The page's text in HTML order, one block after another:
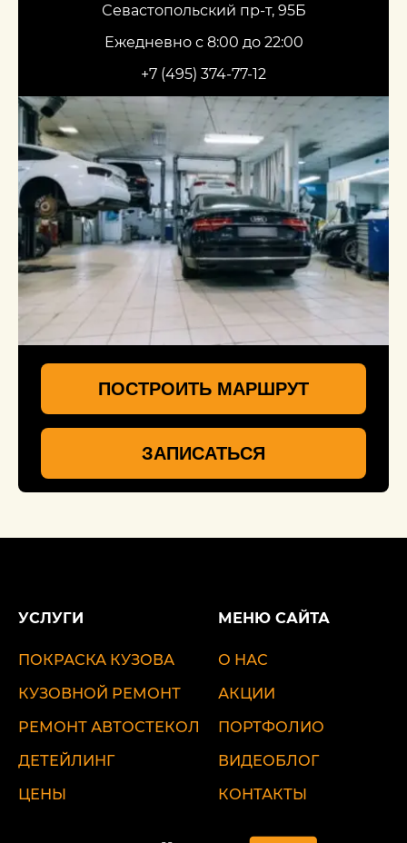
Севастопольский пр-т, 95Б
Ежедневно с 8:00 до 22:00
+7 (495) 374-77-12
ПОСТРОИТЬ МАРШРУТ
ЗАПИСАТЬСЯ
УСЛУГИ
ПОКРАСКА КУЗОВА
КУЗОВНОЙ РЕМОНТ
РЕМОНТ АВТОСТЕКОЛ
ДЕТЕЙЛИНГ
ЦЕНЫ
МЕНЮ САЙТА
О НАС
АКЦИИ
ПОРТФОЛИО
ВИДЕОБЛОГ
КОНТАКТЫ